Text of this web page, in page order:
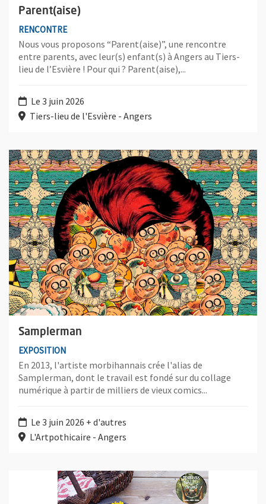
Parent(aise)
RENCONTRE
Nous vous proposons “Parent(aise)”, une rencontre
entre parents, avec leur(s) enfant(s) à Angers au Tiers-
lieu de l’Esvière ! Pour qui ? Parent(aise),...
Le 3 juin 2026
Tiers-lieu de l'Esvière - Angers
Samplerman
EXPOSITION
En 2013, l'artiste morbihannais crée l'alias de
Samplerman, dont le travail est fondé sur du collage
numérique à partir de milliers de vieux comics...
Le 3 juin 2026 + d'autres
L'Artpothicaire - Angers
Plus d'information sur l'évènement : Samplerman
Plus d'information sur l'évènement : Expérience gustative